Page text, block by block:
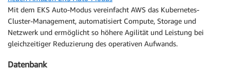
Mit dem EKS Auto-Modus vereinfacht AWS das Kubernetes-
Cluster-Management, automatisiert Compute, Storage und
Netzwerk und ermöglicht so höhere Agilität und Leistung bei
gleichzeitiger Reduzierung des operativen Aufwands.
Datenbank